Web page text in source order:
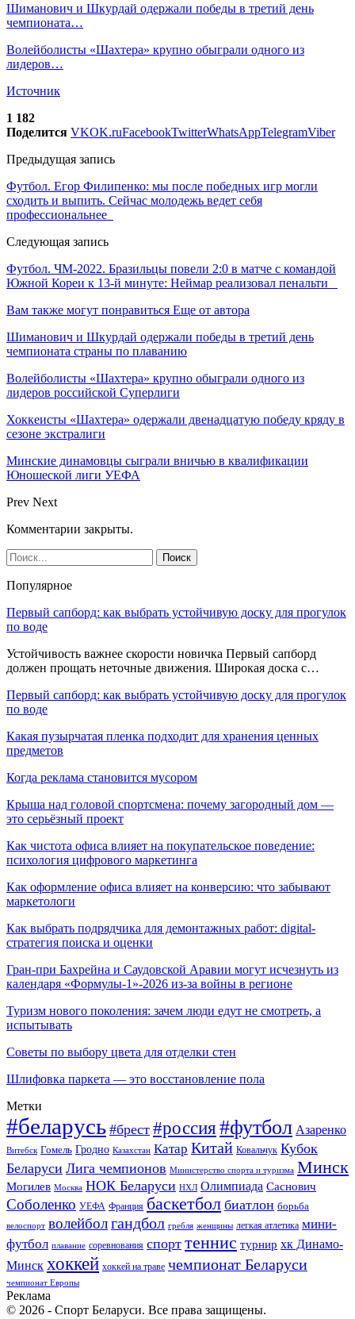
Шиманович и Шкурдай одержали победы в третий день
чемпионата…
Волейболисты «Шахтера» крупно обыграли одного из
лидеров…
Источник
1 182
Поделится VKOK.ruFacebookTwitterWhatsAppTelegramViber
Предыдущая запись
Футбол. Егор Филипенко: мы после победных игр могли
сходить и выпить. Сейчас молодежь ведет себя
профессиональнее
Следующая запись
Футбол. ЧМ-2022. Бразильцы повели 2:0 в матче с командой
Южной Кореи к 13-й минуте: Неймар реализовал пенальти
Вам также могут понравиться Еще от автора
Шиманович и Шкурдай одержали победы в третий день
чемпионата страны по плаванию
Волейболисты «Шахтера» крупно обыграли одного из
лидеров российской Суперлиги
Хоккеисты «Шахтера» одержали двенадцатую победу кряду в
сезоне экстралиги
Минские динамовцы сыграли вничью в квалификации
Юношеской лиги УЕФА
Prev Next
Комментарии закрыты.
Популярное
Первый сапборд: как выбрать устойчивую доску для прогулок
по воде
Устойчивость важнее скорости новичка Первый сапборд
должен прощать неточные движения. Широкая доска с…
Первый сапборд: как выбрать устойчивую доску для прогулок
по воде
Какая пузырчатая пленка подходит для хранения ценных
предметов
Когда реклама становится мусором
Крыша над головой спортсмена: почему загородный дом —
это серьёзный проект
Как чистота офиса влияет на покупательское поведение:
психология цифрового маркетинга
Как оформление офиса влияет на конверсию: что забывают
маркетологи
Как выбрать подрядчика для демонтажных работ: digital-
стратегия поиска и оценки
Гран-при Бахрейна и Саудовской Аравии могут исчезнуть из
календаря «Формулы-1»-2026 из-за войны в регионе
Туризм нового поколения: зачем люди едут не смотреть, а
испытывать
Советы по выбору цвета для отделки стен
Шлифовка паркета — это восстановление пола
Метки
#беларусь #брест #россия#футбол Азаренко
Витебск Гомель Гродно Казахстан Катар Китай Ковальчук Кубок
Беларуси Лига чемпионов Министерство спорта и туризма Минск
Могилев Москва НОК Беларуси НХЛ Олимпиада Саснович
Соболенко УЕФА Франция баскетбол биатлон борьба
велоспорт волейболгандбол гребля женщины легкая атлетика мини-
футбол плавание соревнования спорт теннис турнир хк Динамо-
Минск хоккей хоккей на траве чемпионат Беларуси
чемпионат Европы
Реклама
© 2026 - Спорт Беларуси. Все права защищены.